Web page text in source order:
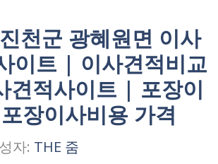
천군 광혜원면 이사
이트 | 이사견적비교
견적사이트 | 포장이
장이사비용 가격
자: THE 줌